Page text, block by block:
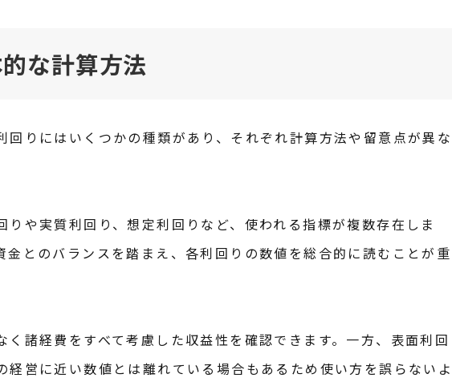
な計算方法
りにはいくつかの種類があり、それぞれ計算方法や留意点が異な
や実質利回り、想定利回りなど、使われる指標が複数存在しま
とのバランスを踏まえ、各利回りの数値を総合的に読むことが重
諸経費をすべて考慮した収益性を確認できます。一方、表面利回
経営に近い数値とは離れている場合もあるため使い方を誤らないよ